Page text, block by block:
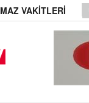
VAKİTLERİ